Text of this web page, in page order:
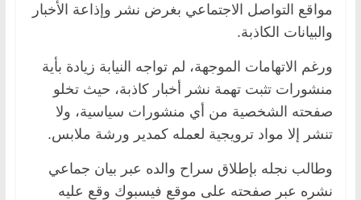
مواقع التواصل الاجتماعي بغرض نشر وإذاعة الأخبار
والبيانات الكاذبة.
ورغم الاتهامات الموجهة، لم تواجه النيابة زيادة بأية
منشورات تثبت تهمة نشر أخبار كاذبة، حيث تخلو
صفحته الشخصية من أي منشورات سياسية، ولا
تنشر إلا مواد ترويجية لعمله كمدير ورشة ملابس.
وطالب نجله بإطلاق سراح والده عبر بيان جماعي
نشره عبر صفحته على موقع فيسبوك وقع عليه